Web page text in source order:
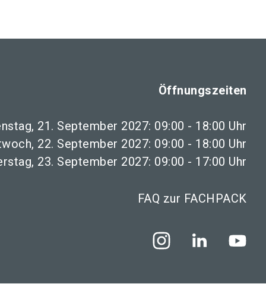
Öffnungszeiten
21. September 2027: 09:00 - 18:00 Uhr
22. September 2027: 09:00 - 18:00 Uhr
23. September 2027: 09:00 - 17:00 Uhr
FAQ zur FACHPACK